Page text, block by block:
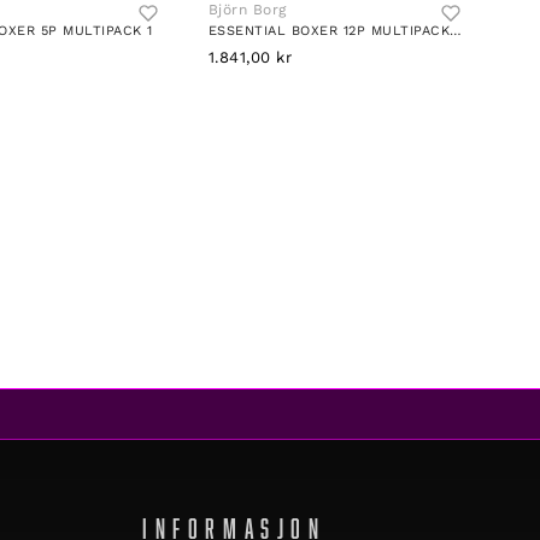
5P MULTIPACK 1
Björn Borg
ESSENTIAL BOXER 12P MULTIPACK 2
1.841,00 kr
INFORMASJON